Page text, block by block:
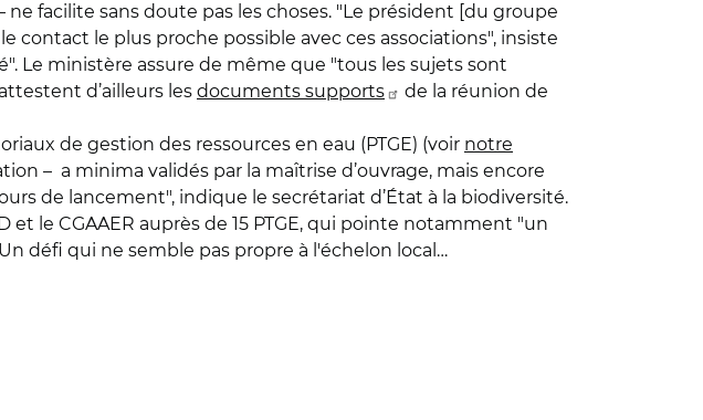
facilite sans doute pas les choses. "Le président [du groupe
contact le plus proche possible avec ces associations", insiste
Le ministère assure de même que "tous les sujets sont
d’ailleurs les documents supports
de la réunion de
de gestion des ressources en eau (PTGE) (voir notre
– a minima validés par la maîtrise d’ouvrage, mais encore
de lancement", indique le secrétariat d’État à la biodiversité.
le CGAAER auprès de 15 PTGE, qui pointe notamment "un
défi qui ne semble pas propre à l'échelon local…